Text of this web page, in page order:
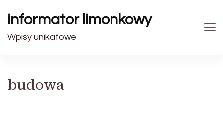
informator limonkowy
Wpisy unikatowe
budowa